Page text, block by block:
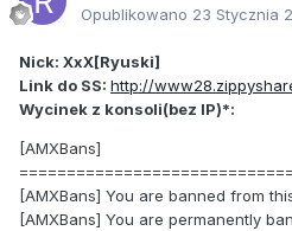
Opublikowano 23 Stycznia
Nick: XxX[Ryuski]
Link do SS: http://
Wycinek z konsoli(bez IP)*:
[AMXBans]
[AMXBans] You are banned from
[AMXBans] You are permanently